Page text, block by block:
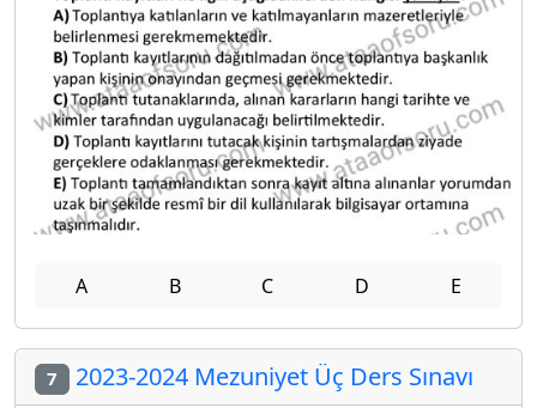
A B C D E
7 2023-2024 Mezuniyet Üç Ders Sınavı